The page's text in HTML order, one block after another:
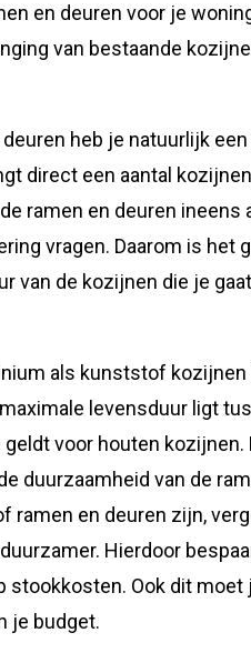
en deuren voor je
van bestaande
heb je natuurlijk een
direct een aantal
ramen en deuren ineens
vragen. Daarom is het
van de kozijnen die je gaat
als kunststof kozijnen
levensduur ligt
voor houten kozijnen.
duurzaamheid van de
ramen en deuren zijn,
Hierdoor
stookkosten. Ook dit moet
je budget.